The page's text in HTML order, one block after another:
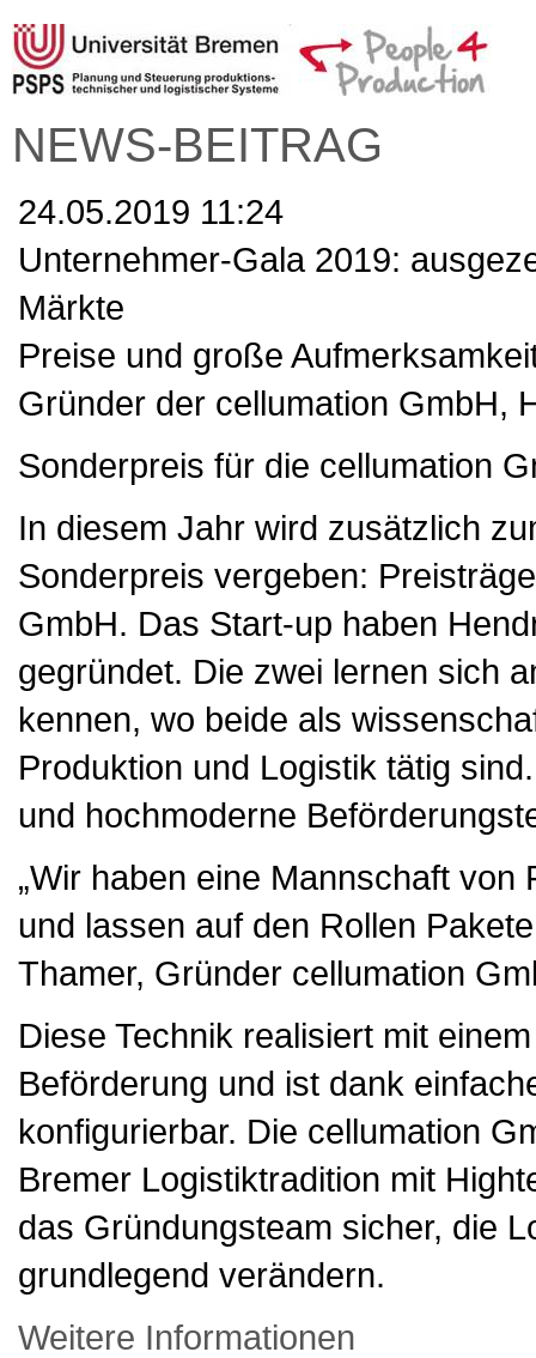
NEWS-BEITRAG
24.05.2019 11:24
Unternehmer-Gala 2019:
Märkte
Preise und große
Gründer der cellumation GmbH,
Sonderpreis für die cellumation
In diesem Jahr wird zusätzlich
Sonderpreis vergeben:
GmbH. Das Start-up haben
gegründet. Die zwei lernen sich
kennen, wo beide als
Produktion und Logistik tätig
und hochmoderne
„Wir haben eine Mannschaft
und lassen auf den Rollen
Thamer, Gründer cellumation
Diese Technik realisiert mit
Beförderung und ist dank
konfigurierbar. Die cellumation
Bremer Logistiktradition mit
das Gründungsteam sicher, die
grundlegend verändern.
Weitere Informationen